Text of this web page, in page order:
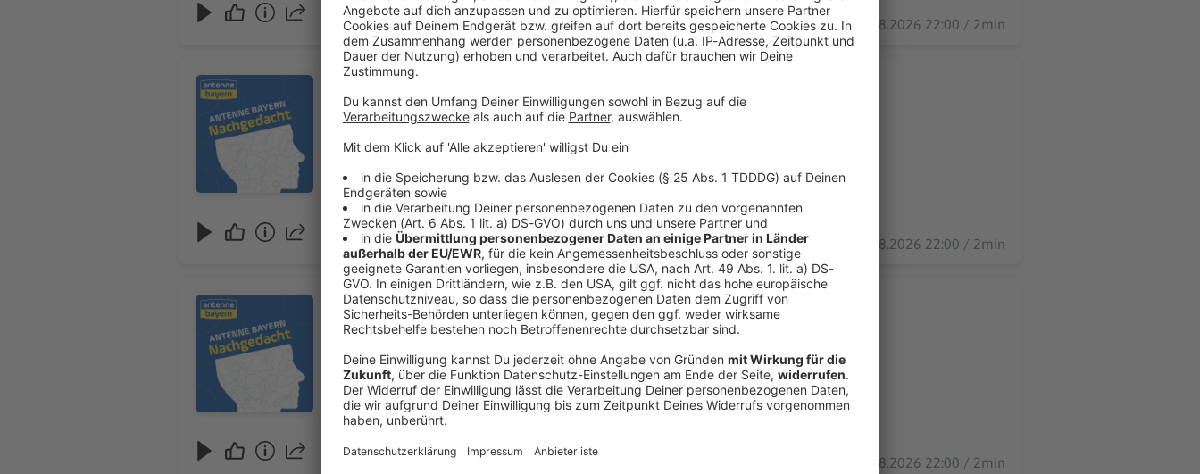
05.08.2026 22:00 / 2min
Audiotitel - Nachgedacht: Zeltaufbau
Nachgedacht: Zeltaufbau
04.08.2026 22:00 / 2min
04.08.2026 22:00 / 2min
Audiotitel - Nachgedacht: Schneebesen
Nachgedacht: Schneebesen
03.08.2026 22:00 / 2min
03.08.2026 22:00 / 2min